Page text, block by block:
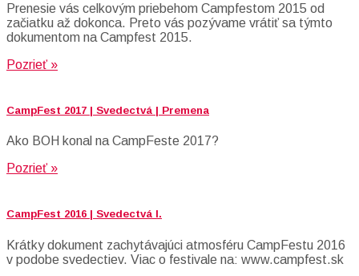
Prenesie vás celkovým priebehom Campfestom 2015 od
začiatku až dokonca. Preto vás pozývame vrátiť sa týmto
dokumentom na Campfest 2015.
Pozrieť »
CampFest 2017 | Svedectvá | Premena
Ako BOH konal na CampFeste 2017?
Pozrieť »
CampFest 2016 | Svedectvá I.
Krátky dokument zachytávajúci atmosféru CampFestu 2016
v podobe svedectiev. Viac o festivale na: www.campfest.sk